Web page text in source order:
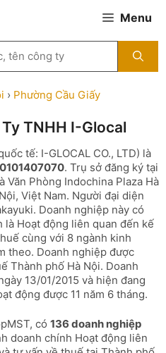
Menu
› Phường Cầu Giấy
TNHH I-Glocal
tế: I-GLOCAL CO., LTD) là
0101407070. Trụ sở đăng ký tại
Văn Phòng Indochina Plaza Hà
Việt Nam. Người đại diện
Doanh nghiệp này có
Hoạt động liên quan đến kế
cùng với 8 ngành kinh
theo. Doanh nghiệp được
Thành phố Hà Nội. Doanh
13/01/2015 và hiện đang
động được 11 năm 6 tháng.
có 136 doanh nghiệp
doanh chính Hoạt động liên